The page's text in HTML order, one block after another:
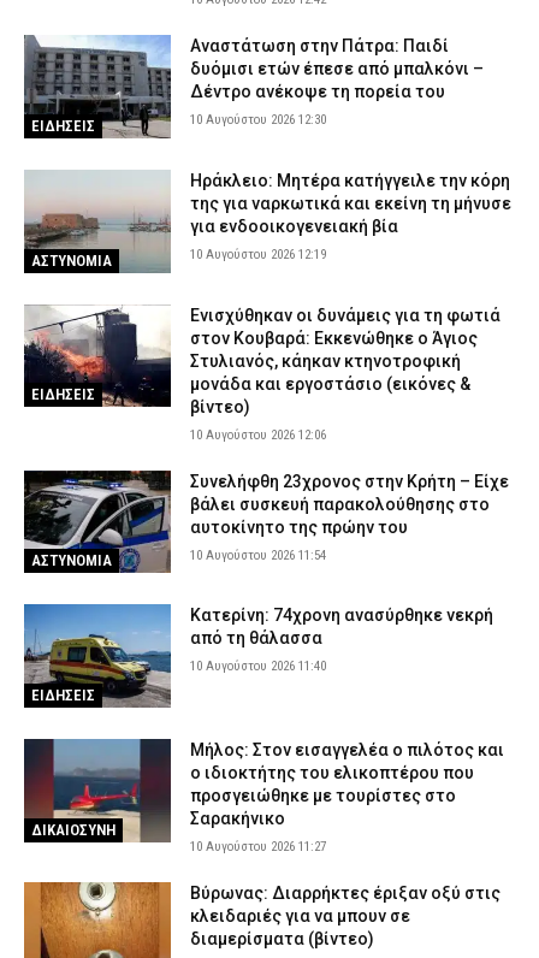
ΕΙΔΗΣΕΙΣ 9 Αυγούστου 2026 22:04
Συνελήφθησαν δύο άτομα για πρόκληση πυρκαγιών από αμέλεια
σε Μαρούσι και Χίο – Ο ένας έκανε μπάρμπεκιου δίπλα στο
δάσος
ΑΣΤΥΝΟΜΙΑ 9 Αυγούστου 2026 21:42
Πάρος: Συγκλονίζει ο πατέρας του τετράχρονου – «Έφυγε για
ένα δευτερόλεπτο από την προσοχή μου»
ΕΙΔΗΣΕΙΣ 9 Αυγούστου 2026 21:28
ΕΙΔΗΣΕΙΣ
Αναστάτωση στην Πάτρα: Παιδί
δυόμισι ετών έπεσε από μπαλκόνι –
Δέντρο ανέκοψε τη πορεία του
10 Αυγούστου 2026 12:30
ΑΣΤΥΝΟΜΙΑ
Ηράκλειο: Μητέρα κατήγγειλε την κόρη
της για ναρκωτικά και εκείνη τη μήνυσε
για ενδοοικογενειακή βία
10 Αυγούστου 2026 12:19
ΕΙΔΗΣΕΙΣ
Ενισχύθηκαν οι δυνάμεις για τη φωτιά
στον Κουβαρά: Εκκενώθηκε ο Άγιος
Στυλιανός, κάηκαν κτηνοτροφική
μονάδα και εργοστάσιο (εικόνες &
βίντεο)
10 Αυγούστου 2026 12:06
ΑΣΤΥΝΟΜΙΑ
Συνελήφθη 23χρονος στην Κρήτη – Είχε
βάλει συσκευή παρακολούθησης στο
αυτοκίνητο της πρώην του
10 Αυγούστου 2026 11:54
ΕΙΔΗΣΕΙΣ
Κατερίνη: 74χρονη ανασύρθηκε νεκρή
από τη θάλασσα
10 Αυγούστου 2026 11:40
ΔΙΚΑΙΟΣΥΝΗ
Μήλος: Στον εισαγγελέα ο πιλότος και
ο ιδιοκτήτης του ελικοπτέρου που
προσγειώθηκε με τουρίστες στο
Σαρακήνικο
10 Αυγούστου 2026 11:27
Βύρωνας: Διαρρήκτες έριξαν οξύ στις
κλειδαριές για να μπουν σε
διαμερίσματα (βίντεο)